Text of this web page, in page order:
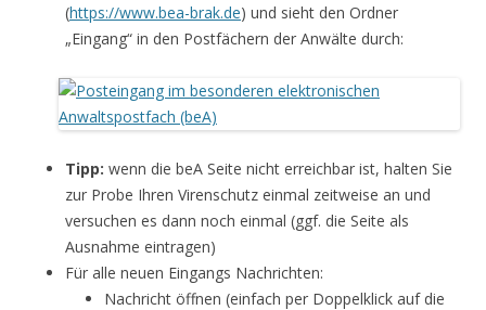
(https://www.bea-brak.de) und sieht den Ordner
„Eingang“ in den Postfächern der Anwälte durch:
Tipp: wenn die beA Seite nicht erreichbar ist, halten Sie
zur Probe Ihren Virenschutz einmal zeitweise an und
versuchen es dann noch einmal (ggf. die Seite als
Ausnahme eintragen)
Für alle neuen Eingangs Nachrichten:
Nachricht öffnen (einfach per Doppelklick auf die